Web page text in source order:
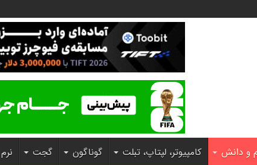
و دانش کامپیوتر، لپتاپ، تبلت گوناگون گجت